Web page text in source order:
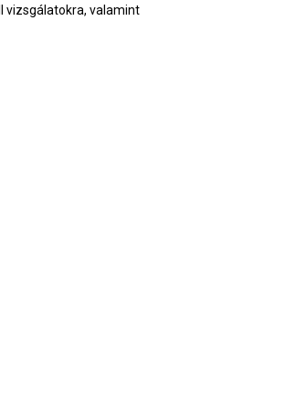
vizsgálatokra, valamint